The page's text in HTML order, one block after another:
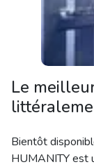
Le
Bientôt
HUMANITY est